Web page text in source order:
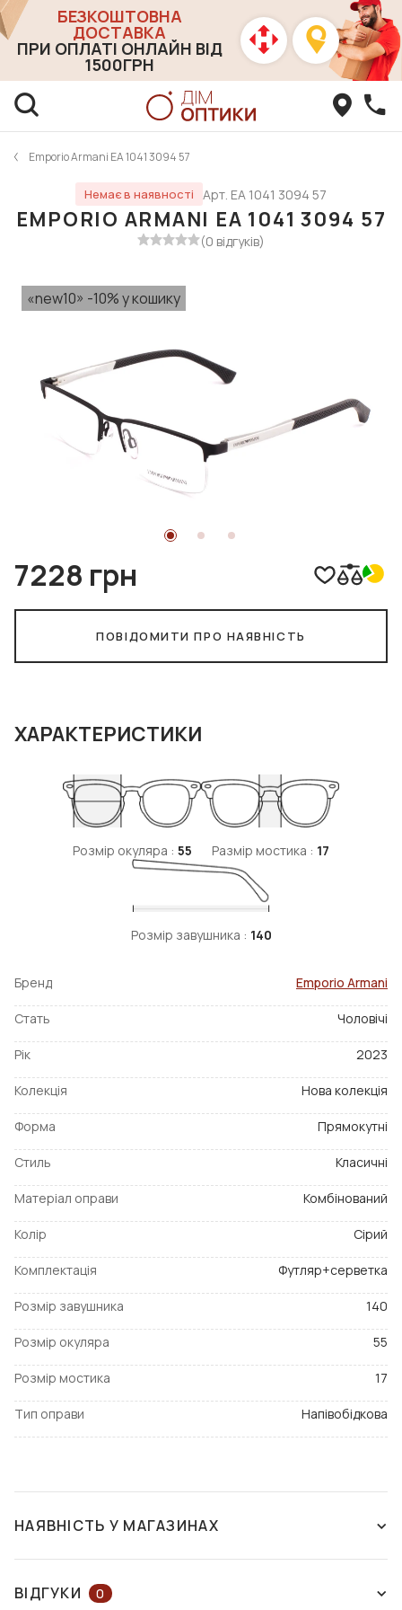
БЕЗКОШТОВНА
ДОСТАВКА
ПРИ ОПЛАТІ ОНЛАЙН ВІД
1500ГРН
Emporio Armani EA 1041 3094 57
Немає в наявності Арт. EA 1041 3094 57
EMPORIO ARMANI EA 1041 3094 57
(0 відгуків)
«new10» -10% у кошику
7228 грн
ПОВІДОМИТИ ПРО НАЯВНІСТЬ
ХАРАКТЕРИСТИКИ
Розмір окуляра : 55 Размір мостика : 17
Розмір завушника : 140
Бренд Emporio Armani
Стать Чоловічі
Рік 2023
Колекція Нова колекція
Форма Прямокутні
Стиль Класичні
Матеріал оправи Комбінований
Колір Сірий
Комплектація Футляр+серветка
Розмір завушника 140
Розмір окуляра 55
Розмір мостика 17
Тип оправи Напівобідкова
НАЯВНІСТЬ У МАГАЗИНАХ
ВІДГУКИ 0